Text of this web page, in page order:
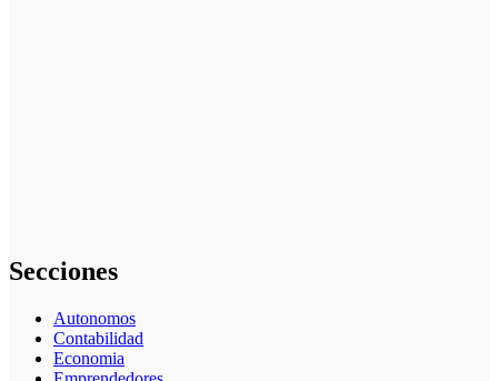
Secciones
Autonomos
Contabilidad
Economia